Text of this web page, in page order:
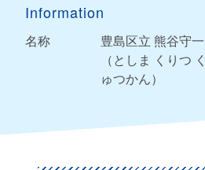
Information
名称
豊島区立 熊谷守
（としま くりつ
ゅつかん）